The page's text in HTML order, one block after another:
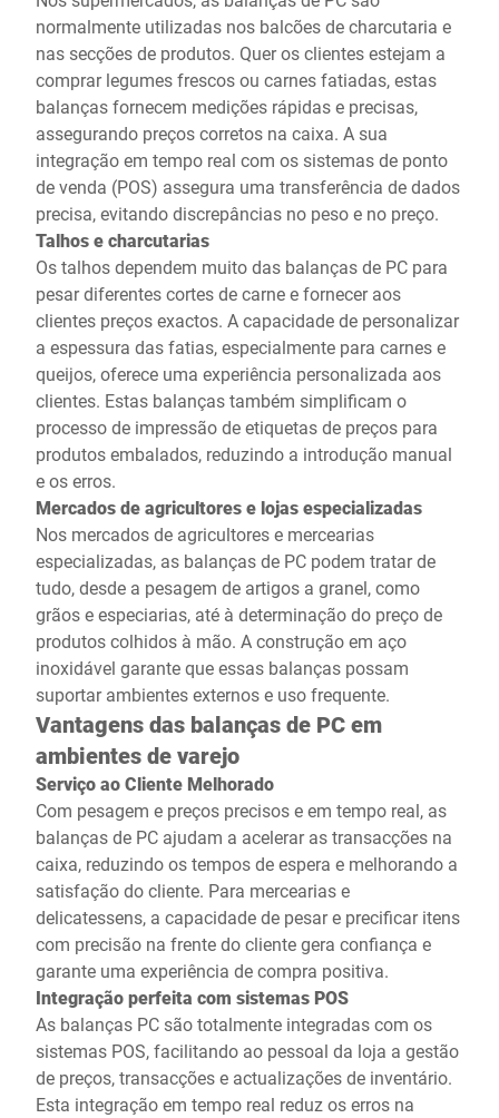
normalmente utilizadas nos balcões de charcutaria e
nas secções de produtos. Quer os clientes estejam a
comprar legumes frescos ou carnes fatiadas, estas
balanças fornecem medições rápidas e precisas,
assegurando preços corretos na caixa. A sua
integração em tempo real com os sistemas de ponto
de venda (POS) assegura uma transferência de dados
precisa, evitando discrepâncias no peso e no preço.
Talhos e charcutarias
Os talhos dependem muito das balanças de PC para
pesar diferentes cortes de carne e fornecer aos
clientes preços exactos. A capacidade de personalizar
a espessura das fatias, especialmente para carnes e
queijos, oferece uma experiência personalizada aos
clientes. Estas balanças também simplificam o
processo de impressão de etiquetas de preços para
produtos embalados, reduzindo a introdução manual
e os erros.
Mercados de agricultores e lojas especializadas
Nos mercados de agricultores e mercearias
especializadas, as balanças de PC podem tratar de
tudo, desde a pesagem de artigos a granel, como
grãos e especiarias, até à determinação do preço de
produtos colhidos à mão. A construção em aço
inoxidável garante que essas balanças possam
suportar ambientes externos e uso frequente.
Vantagens das balanças de PC em
ambientes de varejo
Serviço ao Cliente Melhorado
Com pesagem e preços precisos e em tempo real, as
balanças de PC ajudam a acelerar as transacções na
caixa, reduzindo os tempos de espera e melhorando a
satisfação do cliente. Para mercearias e
delicatessens, a capacidade de pesar e precificar itens
com precisão na frente do cliente gera confiança e
garante uma experiência de compra positiva.
Integração perfeita com sistemas POS
As balanças PC são totalmente integradas com os
sistemas POS, facilitando ao pessoal da loja a gestão
de preços, transacções e actualizações de inventário.
Esta integração em tempo real reduz os erros na